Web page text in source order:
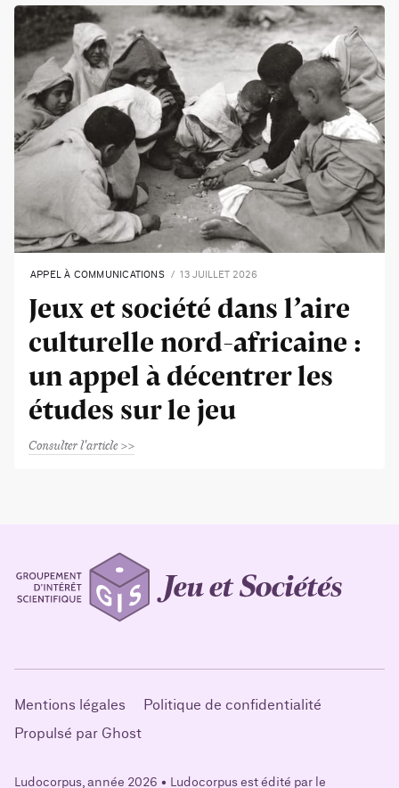
APPEL À COMMUNICATIONS 13 JUILLET 2026
Jeux et société dans l’aire
culturelle nord-africaine :
un appel à décentrer les
études sur le jeu
Consulter l'article
Mentions légales
Politique de confidentialité
Propulsé par Ghost
Ludocorpus, année 2026 • Ludocorpus est édité par le